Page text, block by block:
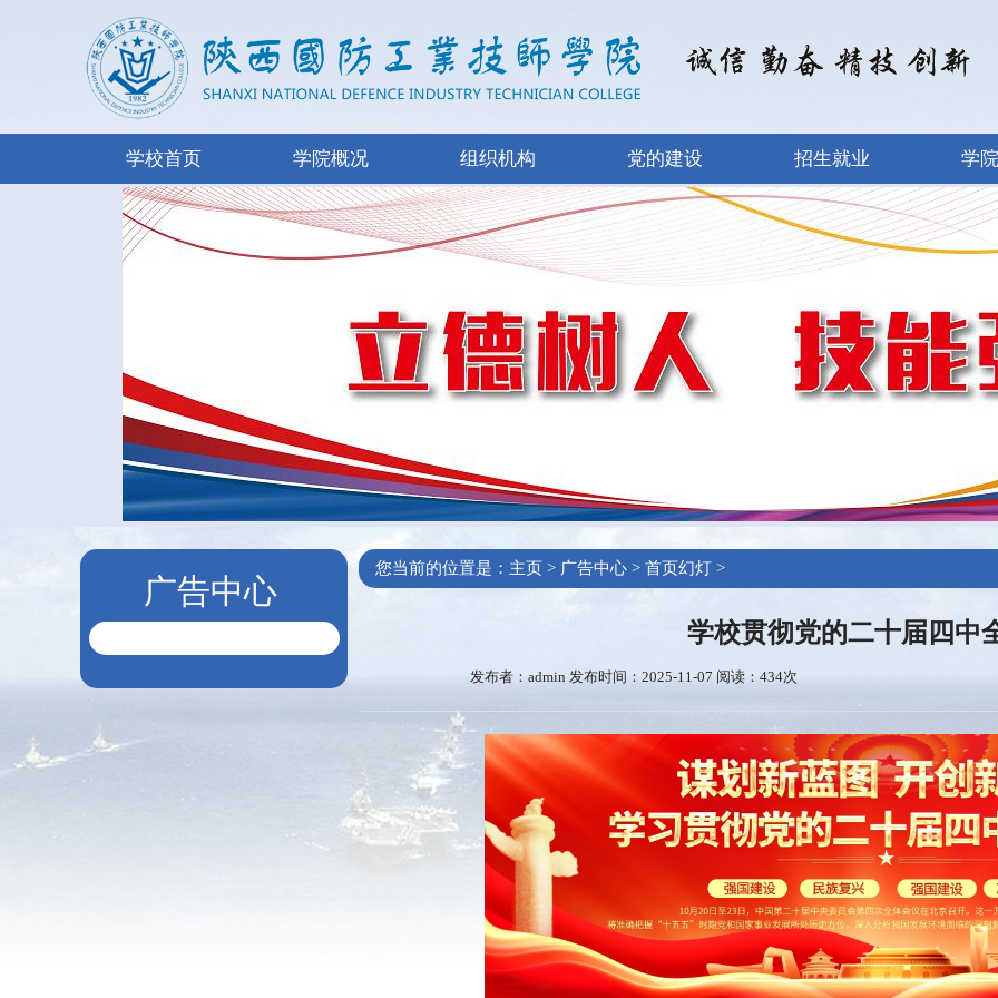
学校首页 学院概况 组织机构 党的建设 招生就业 学
广告中心
您当前的位置是： 主页 > 广告中心 > 首页幻灯 >
学校贯彻党的二十届四中
发布者：admin 发布时间：2025-11-07 阅读： 434次